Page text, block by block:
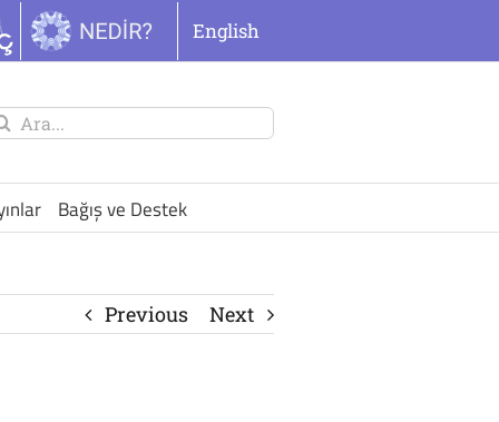
English
Bağış ve Destek
Previous Next